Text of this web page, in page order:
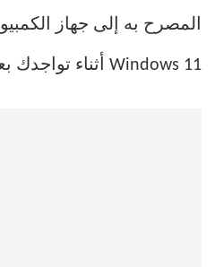
المصرح به إلى جهاز
Windows 11 أثناء تواجدك بعيدًا عن لوحة المفاتيح.